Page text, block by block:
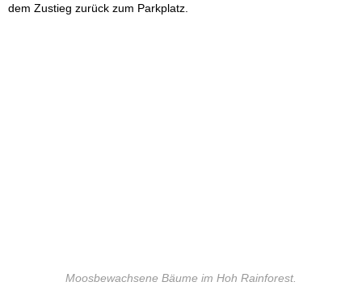
dem Zustieg zurück zum Parkplatz.
Moosbewachsene Bäume im Hoh Rainforest.